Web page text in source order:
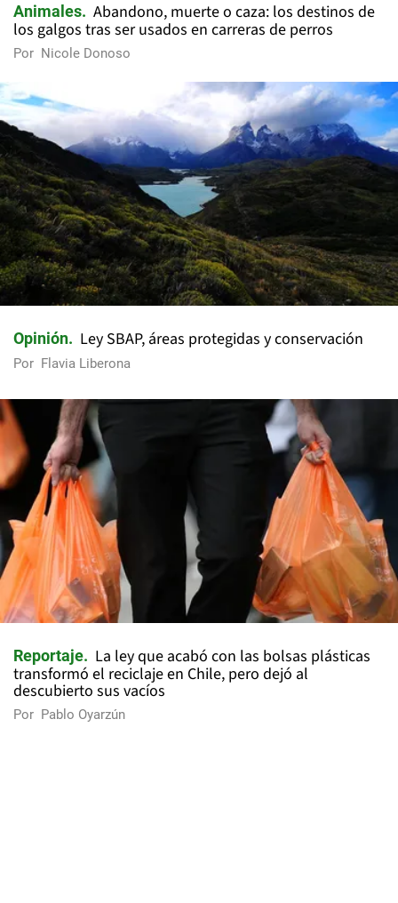
Animales
Abandono, muerte o caza: los destinos de
los galgos tras ser usados en carreras de perros
Por Nicole Donoso
Opinión Ley SBAP, áreas protegidas y conservación
Por Flavia Liberona
Reportaje
La ley que acabó con las bolsas plásticas
transformó el reciclaje en Chile, pero dejó al
descubierto sus vacíos
Por Pablo Oyarzún